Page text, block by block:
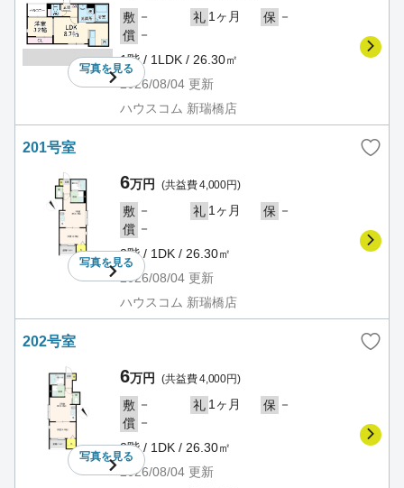
写真を見る
敷 － 礼 1ヶ月 保 －
償 －
1階 / 1LDK / 26.30㎡
2026/08/04 更新
ハウスコム 新瑞橋店
201号室
写真を見る
6万円 (共益費 4,000円)
敷 － 礼 1ヶ月 保 －
償 －
2階 / 1DK / 26.30㎡
2026/08/04 更新
ハウスコム 新瑞橋店
202号室
写真を見る
6万円 (共益費 4,000円)
敷 － 礼 1ヶ月 保 －
償 －
2階 / 1DK / 26.30㎡
2026/08/04 更新